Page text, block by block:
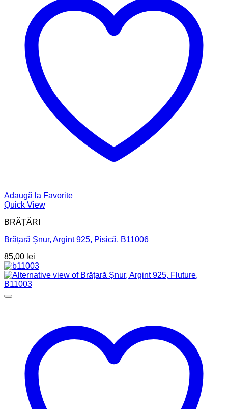
Adaugă la Favorite
Quick View
BRĂȚĂRI
Brățară Șnur, Argint 925, Pisică, B11006
85,00 lei